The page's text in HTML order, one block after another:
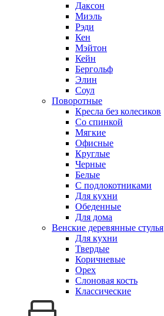
Даксон
Миэль
Рэди
Кен
Мэйтон
Кейн
Бергольф
Элин
Соул
Поворотные
Кресла без колесиков
Со спинкой
Мягкие
Офисные
Круглые
Черные
Белые
С подлокотниками
Для кухни
Обеденные
Для дома
Венские деревянные стулья
Для кухни
Твердые
Коричневые
Орех
Слоновая кость
Классические